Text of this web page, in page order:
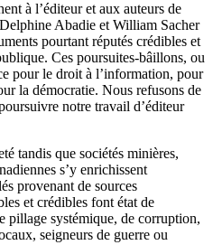
à l’éditeur et aux auteurs de
Abadie et William Sacher
pourtant réputés crédibles et
Ces poursuites-bâillons, ou
pour le droit à l’information, pour
la démocratie. Nous refusons de
notre travail d’éditeur
tandis que sociétés minières,
s’y enrichissent
provenant de sources
et crédibles font état de
pillage systémique, de corruption,
seigneurs de guerre ou